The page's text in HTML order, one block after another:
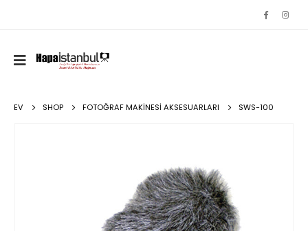
EV SHOP FOTOĞRAF MAKINESI AKSESUARLARI SWS-100